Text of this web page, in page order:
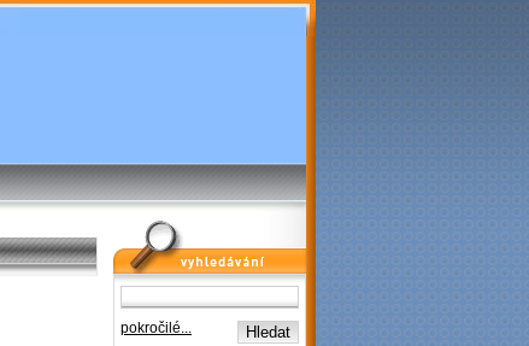
vyhledávání
pokročilé...